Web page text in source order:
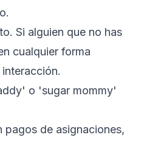
Si alguien que no has
cualquier forma
o 'sugar mommy'
pagos de asignaciones,